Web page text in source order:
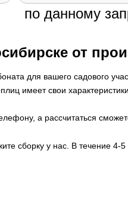
по данному
от
для вашего садового
имеет свои
а рассчитаться
сборку у нас. В течение